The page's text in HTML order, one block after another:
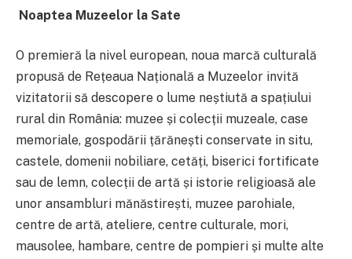
Noaptea Muzeelor la Sate
O premieră la nivel european, noua marcă culturală
propusă de Rețeaua Națională a Muzeelor invită
vizitatorii să descopere o lume neștiută a spațiului
rural din România: muzee și colecții muzeale, case
memoriale, gospodării țărănești conservate in situ,
castele, domenii nobiliare, cetăți, biserici fortificate
sau de lemn, colecții de artă și istorie religioasă ale
unor ansambluri mănăstirești, muzee parohiale,
centre de artă, ateliere, centre culturale, mori,
mausolee, hambare, centre de pompieri și multe alte